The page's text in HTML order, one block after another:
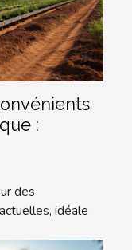
:
des
idéale